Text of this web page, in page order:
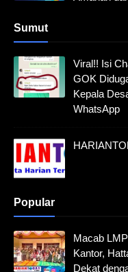
Sumut
Viral!! Isi
GOK
Kepala
WhatsApp
Popular
Macab
Kantor,
Dekat